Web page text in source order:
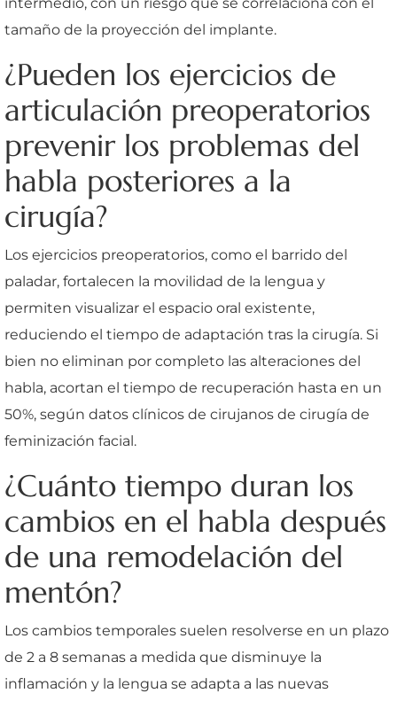
intermedio, con un riesgo que se correlaciona con el
tamaño de la proyección del implante.
¿Pueden los ejercicios de
articulación preoperatorios
prevenir los problemas del
habla posteriores a la
cirugía?
Los ejercicios preoperatorios, como el barrido del
paladar, fortalecen la movilidad de la lengua y
permiten visualizar el espacio oral existente,
reduciendo el tiempo de adaptación tras la cirugía. Si
bien no eliminan por completo las alteraciones del
habla, acortan el tiempo de recuperación hasta en un
50%, según datos clínicos de cirujanos de cirugía de
feminización facial.
¿Cuánto tiempo duran los
cambios en el habla después
de una remodelación del
mentón?
Los cambios temporales suelen resolverse en un plazo
de 2 a 8 semanas a medida que disminuye la
inflamación y la lengua se adapta a las nuevas